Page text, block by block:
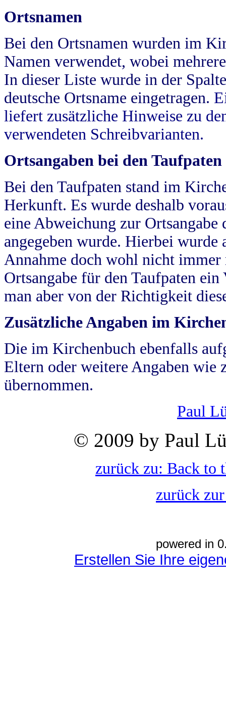
Ortsnamen
Bei den Ortsnamen wurden im
Namen verwendet, wobei
In dieser Liste wurde in der
deutsche Ortsname eingetragen.
liefert zusätzliche Hinweise zu
verwendeten Schreibvarianten.
Ortsangaben bei den Taufpaten
Bei den Taufpaten stand im
Herkunft. Es wurde deshalb
eine Abweichung zur
angegeben wurde. Hierbei wurde
Annahme doch wohl nicht
Ortsangabe für den Taufpaten
man aber von der Richtigkeit
Zusätzliche Angaben im
Die im Kirchenbuch ebenfalls
Eltern oder weitere Angaben wie
übernommen.
Paul
© 2009 by Paul
zurück zu: Back to
zurück
powered in
Erstellen Sie Ihre